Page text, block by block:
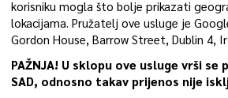
korisniku mogla što bolje prikazati
lokacijama. Pružatelj ove usluge je
Gordon House, Barrow Street, Dublin 4,
PAŽNJA! U sklopu ove usluge vrši
SAD, odnosno takav prijenos nije